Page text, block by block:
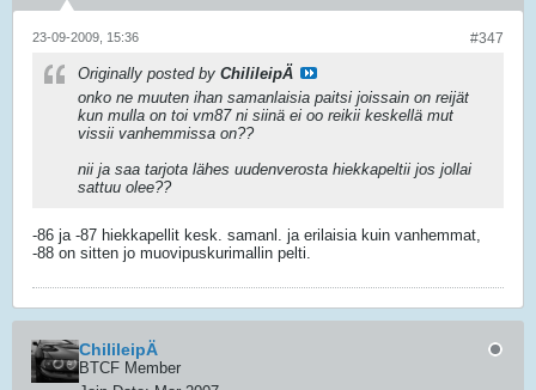
#347
23-09-2009, 15:36
Originally posted by ChilileipÄ
onko ne muuten ihan samanlaisia paitsi joissain on reijät
kun mulla on toi vm87 ni siinä ei oo reikii keskellä mut
vissii vanhemmissa on??
nii ja saa tarjota lähes uudenverosta hiekkapeltii jos jollai
sattuu olee??
-86 ja -87 hiekkapellit kesk. samanl. ja erilaisia kuin vanhemmat,
-88 on sitten jo muovipuskurimallin pelti.
ChilileipÄ
BTCF Member